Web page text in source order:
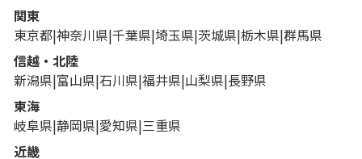
関東
東京都 神奈川県 千葉県 埼玉県 茨城県 栃木県 群馬県
信越・北陸
新潟県 富山県 石川県 福井県 山梨県 長野県
東海
岐阜県 静岡県 愛知県 三重県
近畿